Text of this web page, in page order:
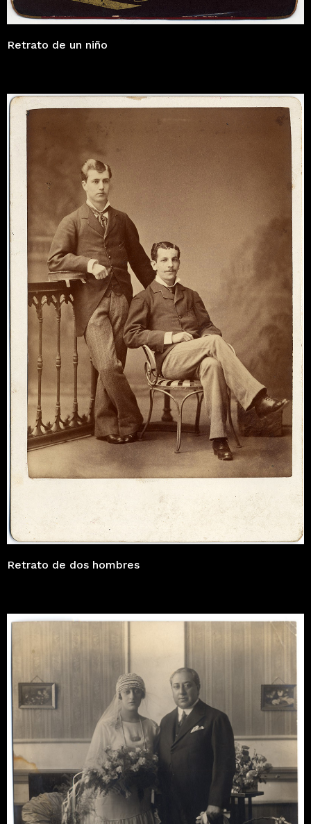
Retrato de un niño
Retrato de dos hombres